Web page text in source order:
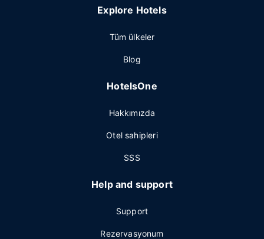
Explore Hotels
Tüm ülkeler
Blog
HotelsOne
Hakkımızda
Otel sahipleri
SSS
Help and support
Support
Rezervasyonum